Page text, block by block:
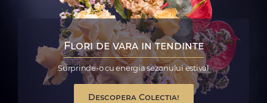
Flori de vara in tendinte
Surprinde-o cu energia sezonului estival
Descopera Colectia!